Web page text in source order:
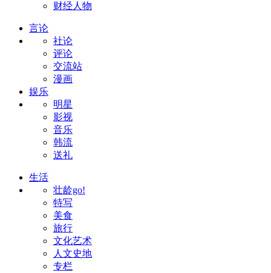
财经人物
言论
社论
评论
交流站
漫画
娱乐
明星
影视
音乐
韩流
送礼
生活
壮龄go!
特写
美食
旅行
文化艺术
人文史地
专栏